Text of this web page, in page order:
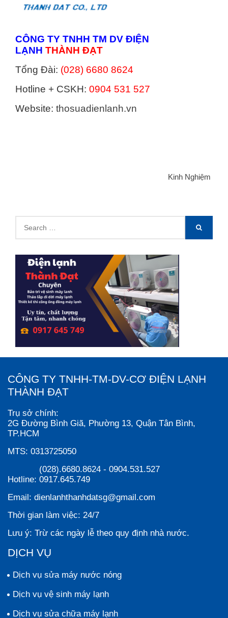
CÔNG TY TNHH TM DV ĐIỆN
LẠNH THÀNH ĐẠT
Tổng Đài: (028) 6680 8624
Hotline + CSKH: 0904 531 527
Website: thosuadienlanh.vn
Kinh Nghiệm
for:
SEARCH
CÔNG TY TNHH-TM-DV-CƠ ĐIỆN LẠNH
THÀNH ĐẠT
Trụ sở chính:
2G Đường Bình Giã, Phường 13, Quận Tân Bình,
TP.HCM
MTS: 0313725050
Hotline:
(028).6680.8624 - 0904.531.527
0917.645.749
Email: dienlanhthanhdatsg@gmail.com
Thời gian làm việc: 24/7
Lưu ý: Trừ các ngày lễ theo quy định nhà nước.
DỊCH VỤ
Dịch vụ sửa máy nước nóng
Dịch vụ vệ sinh máy lạnh
Dịch vụ sửa chữa máy lạnh